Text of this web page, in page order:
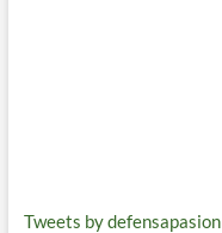
Tweets by defensapasion